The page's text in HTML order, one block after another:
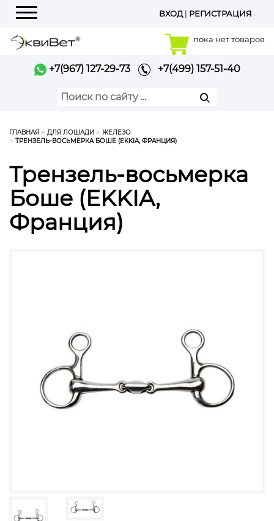
Меню
ВХОД| РЕГИСТРАЦИЯ
пока нет товаров
+7(967) 127-29-73 +7(499) 157-51-40
ГЛАВНАЯ ДЛЯ ЛОШАДИ
ЖЕЛЕЗО
ТРЕНЗЕЛЬ-ВОСЬМЕРКА БОШЕ (EKKIA, ФРАНЦИЯ)
Трензель-восьмерка
Боше (EKKIA,
Франция)